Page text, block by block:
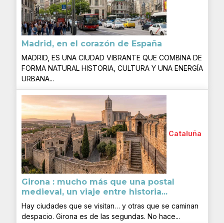
Madrid, en el corazón de España
MADRID, ES UNA CIUDAD VIBRANTE QUE COMBINA DE
FORMA NATURAL HISTORIA, CULTURA Y UNA ENERGÍA
URBANA...
Cataluña
Girona : mucho más que una postal
medieval, un viaje entre historia...
Hay ciudades que se visitan… y otras que se caminan
despacio. Girona es de las segundas. No hace...